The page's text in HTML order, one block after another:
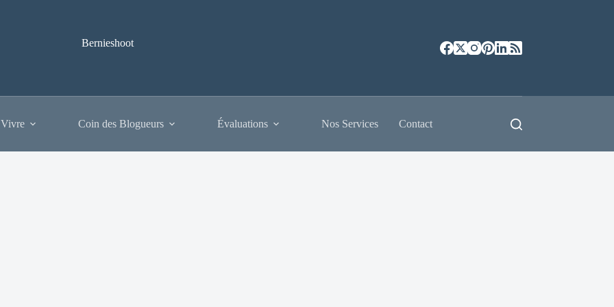
Bernieshoot
Coin des Blogueurs Évaluations Nos Services Contact